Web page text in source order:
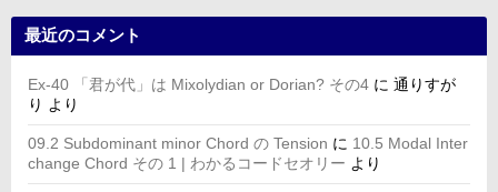
最近のコメント
Ex-40 「君が代」は Mixolydian or Dorian? その4 に 通りすが
り より
09.2 Subdominant minor Chord の Tension に 10.5 Modal Inter
change Chord その 1 | わかるコードセオリー より